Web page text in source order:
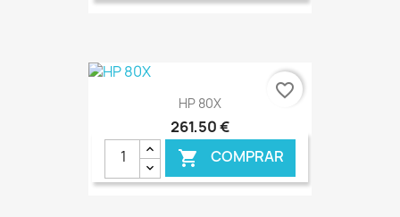
€ ONLINE
HP 80X
261,50 €
 COMPRAR
favorite_border